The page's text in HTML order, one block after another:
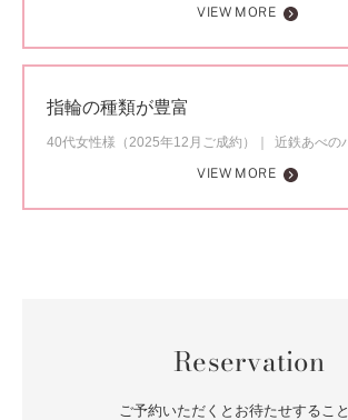
VIEW MORE
指輪の種類が豊富
40代女性様（2025年12月ご成約）
近鉄あべの
VIEW MORE
Reservation
ご予約いただくとお待たせするこ